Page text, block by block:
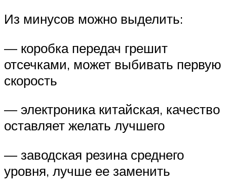
Из минусов можно выделить:
— коробка передач грешит
отсечками, может выбивать первую
скорость
— электроника китайская, качество
оставляет желать лучшего
— заводская резина среднего
уровня, лучше ее заменить